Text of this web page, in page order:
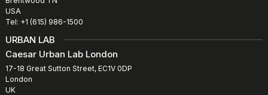
USA
Tel: +1 (615) 986-1500
URBAN LAB
Caesar Urban Lab London
17-18 Great Sutton Street, EC1V 0DP
London
UK